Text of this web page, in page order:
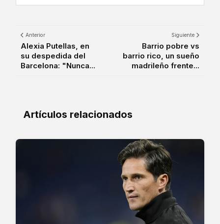
Anterior
Alexia Putellas, en
su despedida del
Barcelona: "Nunca...
Siguiente
Barrio pobre vs
barrio rico, un sueño
madrileño frente...
Artículos relacionados